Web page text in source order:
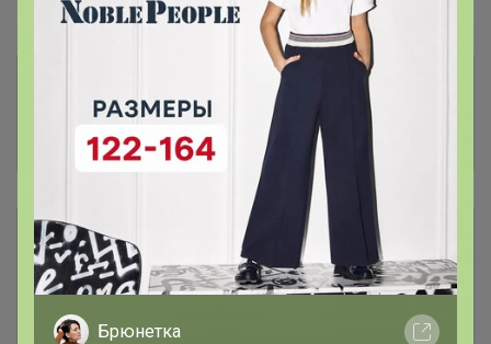
Отзывы участников
Описание
Условия участия
Брюнетка